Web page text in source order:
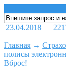
23.04.2018
Главная →
полисы
Вброс!